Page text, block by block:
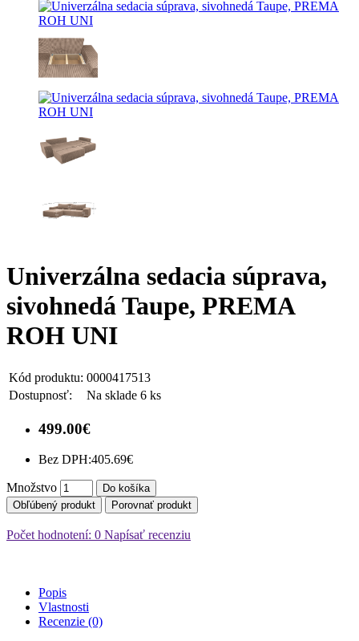
Univerzálna sedacia súprava,
sivohnedá Taupe, PREMA
ROH UNI
Kód produktu: 0000417513
Dostupnosť:
Na sklade 6 ks
499.00€
Bez DPH:405.69€
Množstvo
Do košíka
Obľúbený produkt
Porovnať produkt
Počet hodnotení: 0 Napísať recenziu
Popis
Vlastnosti
Recenzie (0)